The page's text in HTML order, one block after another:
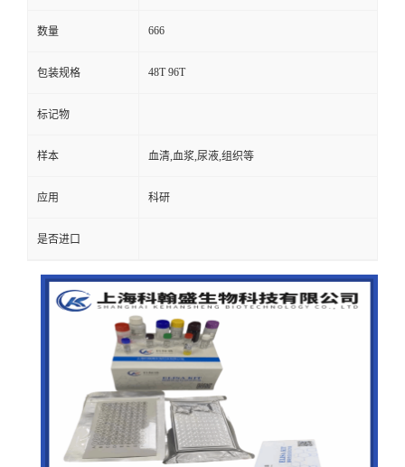
数量 666
包装规格 48T 96T
标记物
样本 血清,血浆,尿液,组织等
应用 科研
是否进口